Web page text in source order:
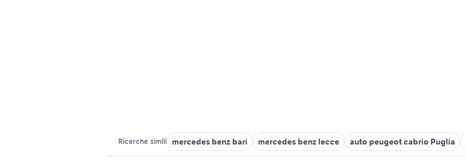
Ricerche simili mercedes benz bari mercedes benz lecce auto peugeot cabrio Puglia